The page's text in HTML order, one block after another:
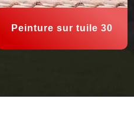
Peinture sur tuile 30